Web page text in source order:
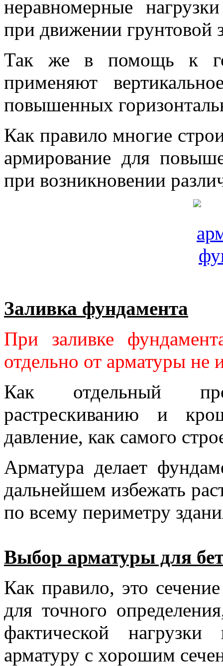
неравномерные
при движении грунтовой
Так же в помощь к
применяют
повышенных
Как правило многие
армирование для
при возникновении
Заливка фундамента
При заливке
отдельно от арматуры не
Как отдельный
растрескиванию и
давление, как самого
Арматура делает
дальнейшем избежать
по всему периметру
Выбор арматуры для
Как правило, это
для точного
фактической
арматуру с хорошим